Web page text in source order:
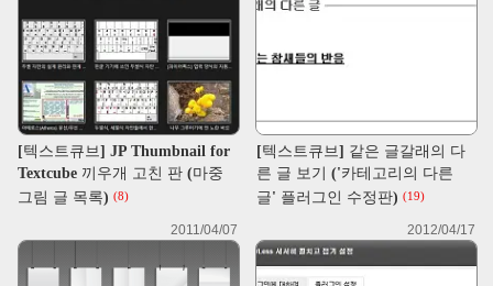
[텍스트큐브] JP Thumbnail for
Textcube 끼우개 고친 판 (마중
그림 글 목록)(8)
[텍스트큐브] 같은 글갈래의 다
른 글 보기 ('카테고리의 다른
글' 플러그인 수정판) (19)
2011/04/07 2012/04/17